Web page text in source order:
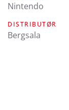
Nintendo
DISTRIBUTØR
Bergsala